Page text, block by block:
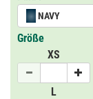
NAVY
Größe
XS
L